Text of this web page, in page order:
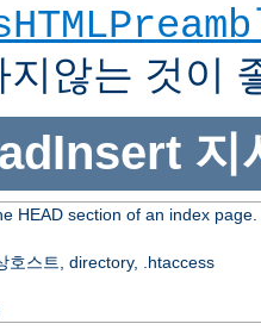
않는 것이
지
HEAD section of an index page.
호스트, directory, .htaccess